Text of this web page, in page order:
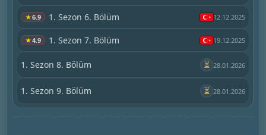
★6.9 1. Sezon 6. Bölüm 12.12.2025
★4.9 1. Sezon 7. Bölüm 19.12.2025
1. Sezon 8. Bölüm ⏳ 28.01.2026
1. Sezon 9. Bölüm ⏳ 28.01.2026